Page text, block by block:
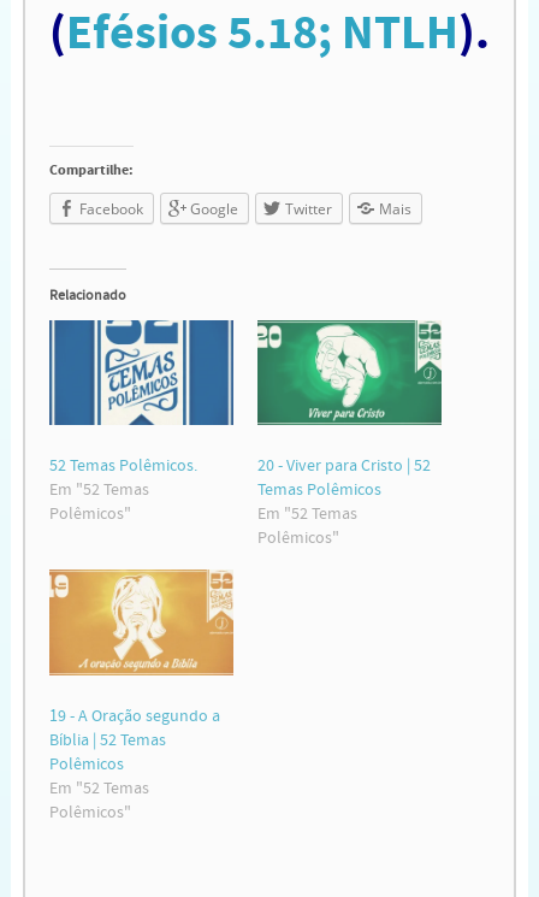
(Efésios 5.18; NTLH).
Compartilhe:
Facebook Google Twitter Mais
Relacionado
52 Temas Polêmicos.
Em "52 Temas
Polêmicos"
20 - Viver para Cristo | 52
Temas Polêmicos
Em "52 Temas
Polêmicos"
19 - A Oração segundo a
Bíblia | 52 Temas
Polêmicos
Em "52 Temas
Polêmicos"